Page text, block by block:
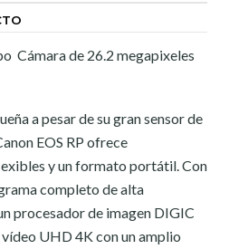
Cámara de 26.2 megapixeles
a pesar de su gran sensor de
EOS RP ofrece
y un formato portátil. Con
completo de alta
procesador de imagen DIGIC
UHD 4K con un amplio